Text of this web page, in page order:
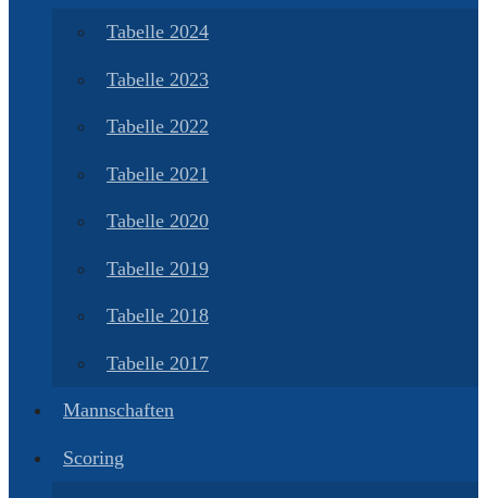
Tabelle 2024
Tabelle 2023
Tabelle 2022
Tabelle 2021
Tabelle 2020
Tabelle 2019
Tabelle 2018
Tabelle 2017
Mannschaften
Scoring